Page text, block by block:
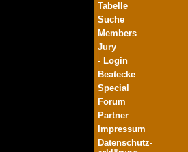
Tabelle
Suche
Members
Jury
- Login
Beatecke
Special
Forum
Partner
Impressum
Datenschutz-